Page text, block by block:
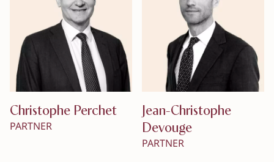
Christophe Perchet
PARTNER
Jean-Christophe
Devouge
PARTNER